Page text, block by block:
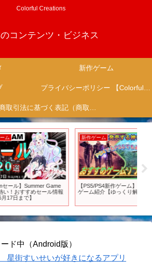
Colorful Creations
のコンテンツ・ビジネス
新作ゲーム
プライバシーポリシー 【Colorful Creation】
特定商取引法に基づく表記（商取引に関する開示）
Game
セール情報
新作ゲーム
【PS5/PS4新作ゲーム】おすすめ
ゲーム紹介【ゆっくり解説】
ド中（Android版）
街すいせいが好きになるアプリ